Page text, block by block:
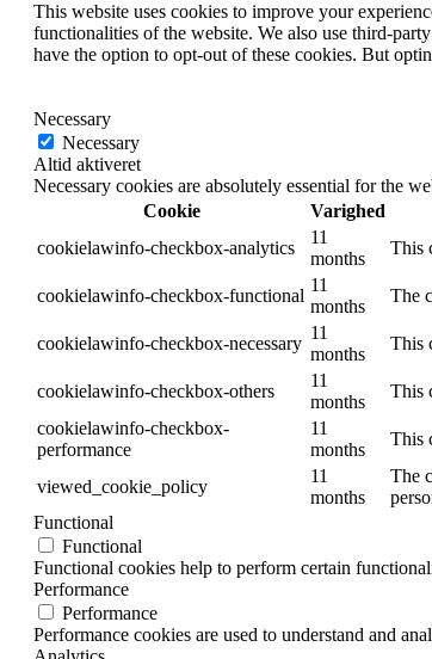
This website uses cookies to improve your
functionalities of the website. We also use third-
have the option to opt-out of these cookies. But
Necessary
Necessary
Altid aktiveret
Necessary cookies are absolutely essential for the
Cookie
Varighed
cookielawinfo-checkbox-analytics
11
months
This
cookielawinfo-checkbox-functional
11
months
The
cookielawinfo-checkbox-necessary
11
months
This
cookielawinfo-checkbox-others
11
months
This
cookielawinfo-checkbox-
performance
11
months
This
viewed_cookie_policy
11
months
The
Functional
Functional
Functional cookies help to perform certain
Performance
Performance
Performance cookies are used to understand and